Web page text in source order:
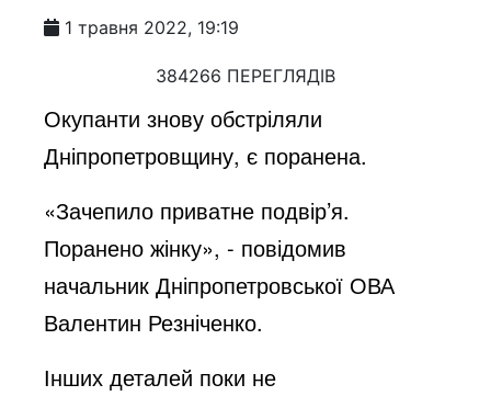
1 травня 2022, 19:19
384266 ПЕРЕГЛЯДІВ
Окупанти знову обстріляли
Дніпропетровщину, є поранена.
«Зачепило приватне подвір’я.
Поранено жінку», - повідомив
начальник Дніпропетровської ОВА
Валентин Резніченко.
Інших деталей поки не